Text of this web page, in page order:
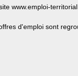
www.emploi-
d'emploi sont